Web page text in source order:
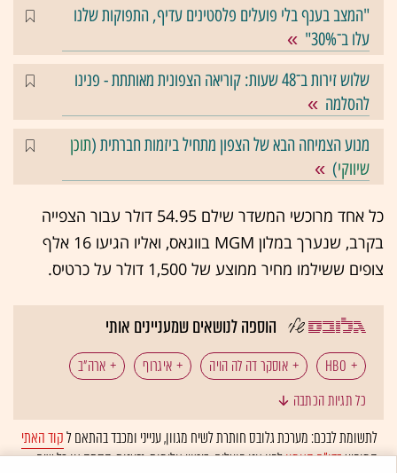
"המצב בענף בלי פועלים פלסטינים עדיף, התפוקות שלנו
עלו ב־30%"
שלוש זירות ב־48 שעות: קוריאה הצפונית מאותתת - פנינו
להסלמה
מנוע הצמיחה הבא של הצפון מתחיל ביזמות חברתית (תוכן
שיווקי)
כל אחד מרוכשי המשדר שילם 54.95 דולר עבור הצפייה
בקרב, שנערך במלון MGM בווגאס, ואליו הגיעו 16 אלף
צופים ששילמו מחיר ממוצע של 1,500 דולר על כרטיס.
הוספה לנושאים שמעניינים אותי
HBO אוסקר דה לה הויה איגרוף ארה"ב
לאס וגאס
כל תגיות הכתבה
לתשומת לבכם: מערכת גלובס חותרת לשיח מגוון, ענייני ומכבד בהתאם לקוד האתי
המופיעבדו"ח האמוןלפיו אנו פועלים. ביטויי אלימות, גזענות, הסתה או כל שיח